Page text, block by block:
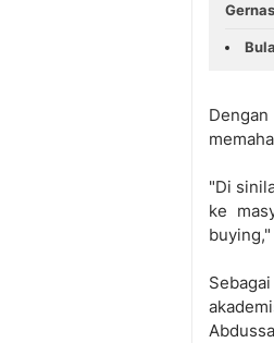
"Di
ke